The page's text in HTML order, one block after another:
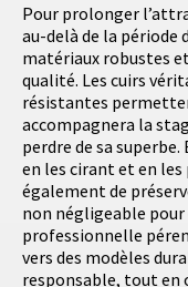
Pour prolonger
au-delà de la période
matériaux robustes
qualité. Les cuirs
résistantes
accompagnera la
perdre de sa
en les cirant et en
également de
non négligeable
professionnelle
vers des modèles
responsable, tout